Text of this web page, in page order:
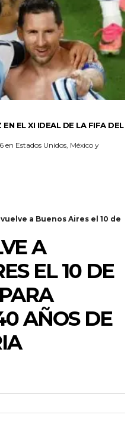
EL XI IDEAL DE LA FIFA DEL
Estados Unidos, México y